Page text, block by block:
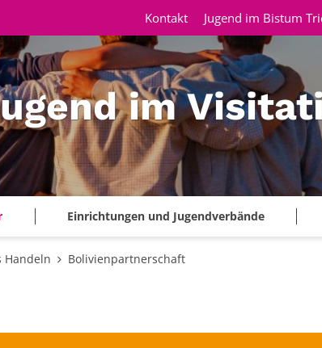
im
Einrichtungen und Jugendverbände
Kontakt Jugend im Bistum
Handeln Bolivienpartnerschaft